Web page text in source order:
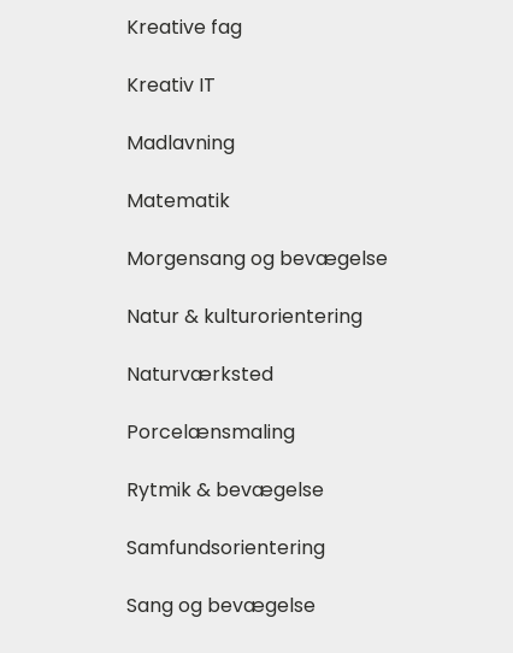
Kreative fag
Kreativ IT
Madlavning
Matematik
Morgensang og bevægelse
Natur & kulturorientering
Naturværksted
Porcelænsmaling
Rytmik & bevægelse
Samfundsorientering
Sang og bevægelse